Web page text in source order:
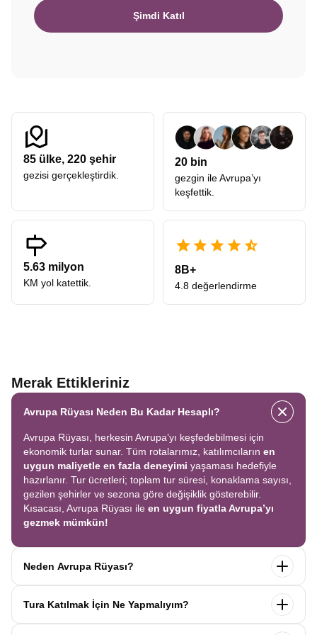
Şimdi Katıl
85 ülke, 220 şehir
gezisi gerçekleştirdik.
20 bin
gezgin ile Avrupa’yı
keşfettik.
5.63 milyon
KM yol katettik.
8B+
4.8 değerlendirme
Merak Ettikleriniz
Avrupa Rüyası Neden Bu Kadar Hesaplı?
Avrupa Rüyası, herkesin Avrupa’yı keşfedebilmesi için
ekonomik turlar sunar. Tüm rotalarımız, katılımcıların en
uygun maliyetle en fazla deneyimi yaşaması hedefiyle
hazırlanır. Tur ücretleri; toplam tur süresi, konaklama sayısı,
gezilen şehirler ve sezona göre değişiklik gösterebilir.
Kısacası, Avrupa Rüyası ile en uygun fiyatla Avrupa’yı
gezmek mümkün!
Neden Avrupa Rüyası?
tek seferde birçok
ülkeyikeşfedin! Ekstra tur ücreti yok, tüm geziler fiyata
Tura Katılmak İçin Ne Yapmalıyım?